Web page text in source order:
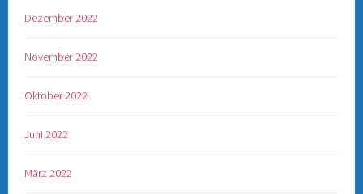
Dezember 2022
November 2022
Oktober 2022
Juni 2022
März 2022